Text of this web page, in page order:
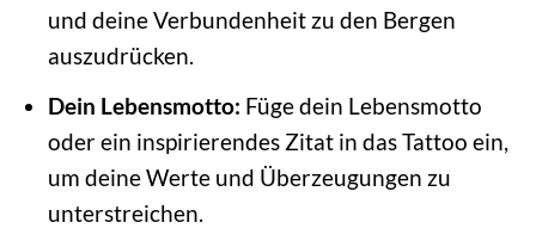
und deine Verbundenheit zu den Bergen
auszudrücken.
Dein Lebensmotto: Füge dein Lebensmotto
oder ein inspirierendes Zitat in das Tattoo ein,
um deine Werte und Überzeugungen zu
unterstreichen.